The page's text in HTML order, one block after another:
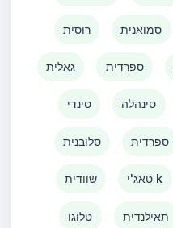
רוסית סמואנית
גאלית ספרדית
סינדי סינהלה
סלובנית ספרדית
שוודית טאג'י k
טלוגו תאילנדית